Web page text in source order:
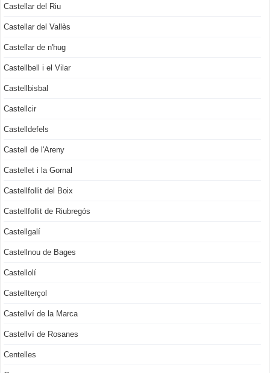
Castellar del Riu
Castellar del Vallès
Castellar de n'hug
Castellbell i el Vilar
Castellbisbal
Castellcir
Castelldefels
Castell de l'Areny
Castellet i la Gornal
Castellfollit del Boix
Castellfollit de Riubregós
Castellgalí
Castellnou de Bages
Castellolí
Castellterçol
Castellví de la Marca
Castellví de Rosanes
Centelles